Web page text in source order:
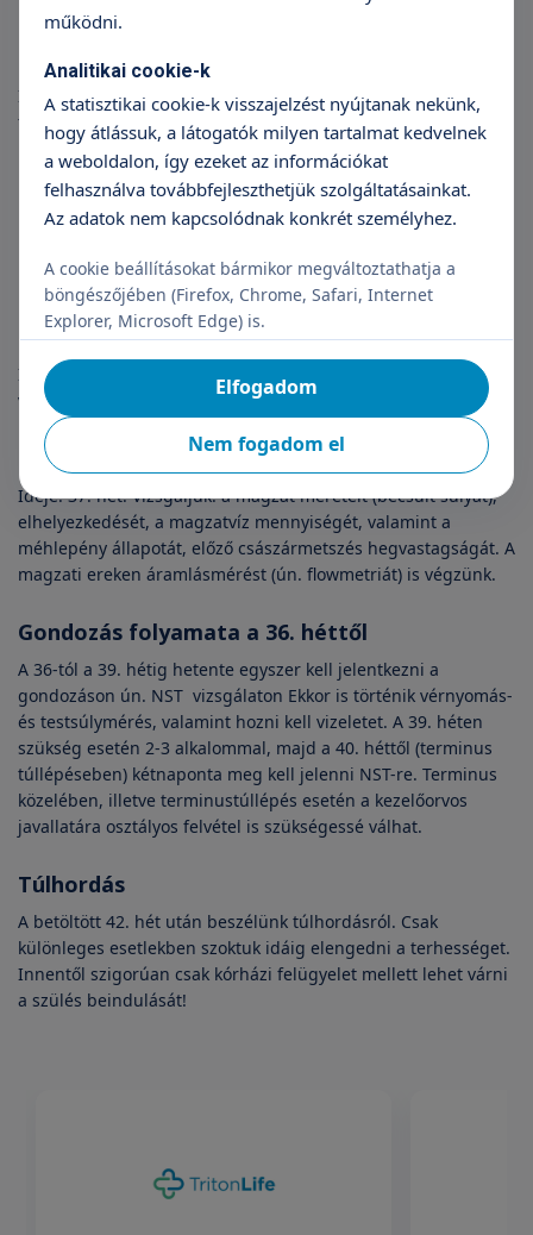
Harmadik ultrahang vizsgálat
Ideje: 29-32. hét. Vizsgáljuk: elsősorban a magzat méreteit,
fejlődési ütemét, helyzetét, a méhlepény érettségét és a
magzatvíz mennyiségét. Az anatómiai eltérések vizsgálatára
ilyenkor már kisebb hangsúlyt fektetünk, hiszen a genetikai
ultrahang idején a magzat mérete ideálisabb a fejlődési
rendellenességek szűrésére és ekkor már lényegi eltérés
legszebb 3 és 4 dimenziós felvételek készülni.
Negyedik vérvétel
Ideje: 36. hét. A vizsgálat részeit kérezik: vérkép, vizelet,
vércukor, máj- és vesefunkciók, véralvadás, ellenanyagszűrés.
Negyedik ultrahang vizsgálat
Ideje: 37. hét. Vizsgáljuk: a magzat méreteit (becsült súlyát),
elhelyezkedését, a magzatvíz mennyiségét, valamint a
méhlepény állapotát, előző császármetszés hegvastagságát. A
magzati ereken áramlásmérést (ún. flowmetriát) is végzünk.
Gondozás folyamata a 36. héttől
A 36-tól a 39. hétig hetente egyszer kell jelentkezni a
gondozáson ún. NST vizsgálaton Ekkor is történik vérnyomás-
és testsúlymérés, valamint hozni kell vizeletet. A 39. héten
szükség esetén 2-3 alkalommal, majd a 40. héttől (terminus
túllépéseben) kétnaponta meg kell jelenni NST-re. Terminus
közelében, illetve terminustúllépés esetén a kezelőorvos
javallatára osztályos felvétel is szükségessé válhat.
Túlhordás
A betöltött 42. hét után beszélünk túlhordásról. Csak
különleges esetlekben szoktuk idáig elengedni a terhességet.
Innentől szigorúan csak kórházi felügyelet mellett lehet várni
a szülés beindulását!
működni.
Analitikai cookie-k
A statisztikai cookie-k visszajelzést nyújtanak nekünk,
hogy átlássuk, a látogatók milyen tartalmat kedvelnek
a weboldalon, így ezeket az információkat
felhasználva továbbfejleszthetjük szolgáltatásainkat.
Az adatok nem kapcsolódnak konkrét személyhez.
A cookie beállításokat bármikor megváltoztathatja a
böngészőjében (Firefox, Chrome, Safari, Internet
Explorer, Microsoft Edge) is.
Nem fogadom el
Elfogadom